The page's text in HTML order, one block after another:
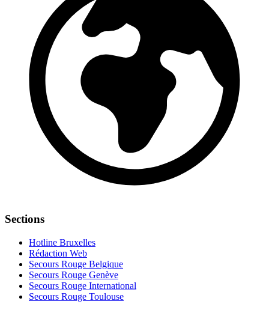
Sections
Hotline Bruxelles
Rédaction Web
Secours Rouge Belgique
Secours Rouge Genève
Secours Rouge International
Secours Rouge Toulouse